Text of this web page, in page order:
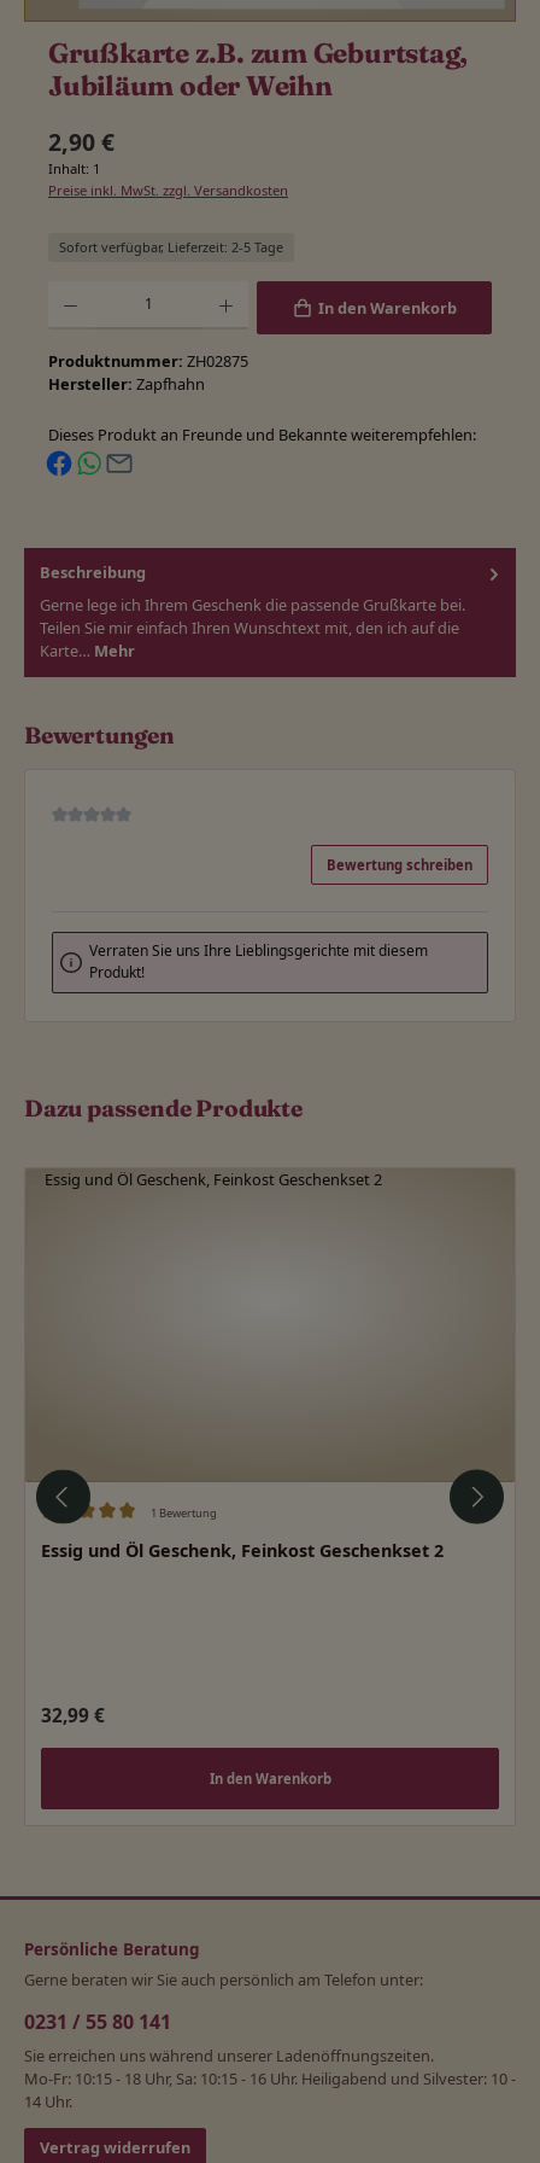
Grußkarte z.B. zum Geburtstag,
Jubiläum oder Weihn
Regulärer Preis:
2,90 €
Inhalt: 1
Preise inkl. MwSt. zzgl. Versandkosten
Sofort verfügbar, Lieferzeit: 2-5 Tage
In den Warenkorb
Produktnummer: ZH02875
Hersteller: Zapfhahn
Dieses Produkt an Freunde und Bekannte weiterempfehlen:
Beschreibung
Gerne lege ich Ihrem Geschenk die passende Grußkarte bei.
Teilen Sie mir einfach Ihren Wunschtext mit, den ich auf die
Karte… Mehr
Bewertungen
Durchschnittliche Bewertung von 0 von 5 Sternen
Bewertung schreiben
Verraten Sie uns Ihre Lieblingsgerichte mit diesem
Produkt!
Dazu passende Produkte
Produktgalerie überspringen
1 Bewertung
Essig und Öl Geschenk, Feinkost Geschenkset 2
Regulärer Preis:
32,99 €
In den Warenkorb
Persönliche Beratung
Gerne beraten wir Sie auch persönlich am Telefon unter:
0231 / 55 80 141
Sie erreichen uns während unserer Ladenöffnungszeiten.
Mo-Fr: 10:15 - 18 Uhr, Sa: 10:15 - 16 Uhr. Heiligabend und Silvester: 10 -
14 Uhr.
Vertrag widerrufen